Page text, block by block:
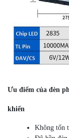
Ưu điểm của đèn
khiển
Không tốn